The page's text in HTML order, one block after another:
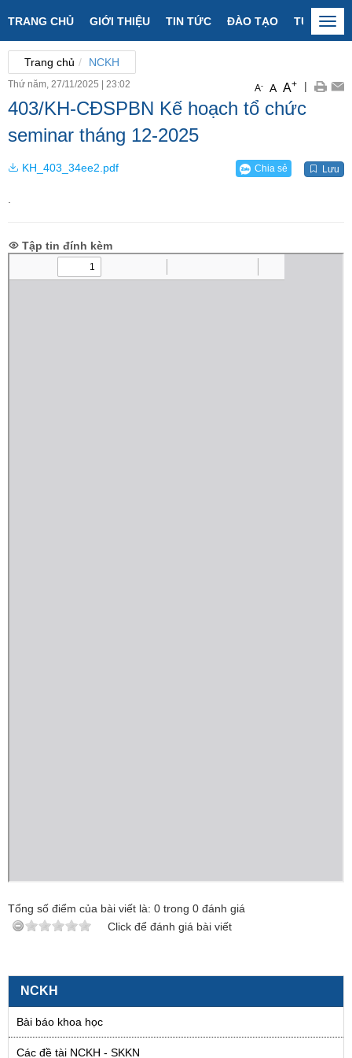
TRANG CHỦ GIỚI THIỆU TIN TỨC ĐÀO TẠO TUYỂN
Trang chủ NCKH
Thứ năm, 27/11/2025 23:02 A- A A+ |
403/KH-CĐSPBN Kế hoạch tổ chức
seminar tháng 12-2025
KH_403_34ee2.pdf Chia sẻ Lưu
Tập tin đính kèm
Tổng số điểm của bài viết là: 0 trong 0 đánh giá
Click để đánh giá bài viết
NCKH
Bài báo khoa học
Các đề tài NCKH - SKKN